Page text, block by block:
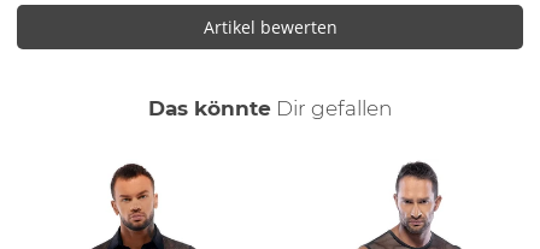
Artikel bewerten
Das könnte Dir auch
gefallen